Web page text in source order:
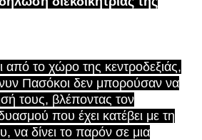
από το χώρο της κεντροδεξιάς,
Πασόκοι δεν μπορούσαν να
τους, βλέποντας τον
που έχει κατέβει με τη
να δίνει το παρόν σε μια